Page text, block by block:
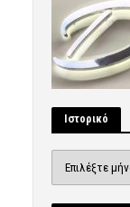
Ιστορικό